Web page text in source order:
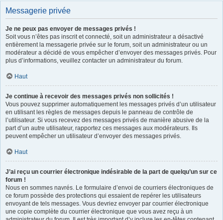
Messagerie privée
Je ne peux pas envoyer de messages privés !
Soit vous n’êtes pas inscrit et connecté, soit un administrateur a désactivé
entièrement la messagerie privée sur le forum, soit un administrateur ou un
modérateur a décidé de vous empêcher d’envoyer des messages privés. Pour
plus d’informations, veuillez contacter un administrateur du forum.
Haut
Je continue à recevoir des messages privés non sollicités !
Vous pouvez supprimer automatiquement les messages privés d’un utilisateur
en utilisant les règles de messages depuis le panneau de contrôle de
l’utilisateur. Si vous recevez des messages privés de manière abusive de la
part d’un autre utilisateur, rapportez ces messages aux modérateurs. Ils
peuvent empêcher un utilisateur d’envoyer des messages privés.
Haut
J’ai reçu un courrier électronique indésirable de la part de quelqu’un sur ce
forum !
Nous en sommes navrés. Le formulaire d’envoi de courriers électroniques de
ce forum possède des protections qui essaient de repérer les utilisateurs
envoyant de tels messages. Vous devriez envoyer par courrier électronique
une copie complète du courrier électronique que vous avez reçu à un